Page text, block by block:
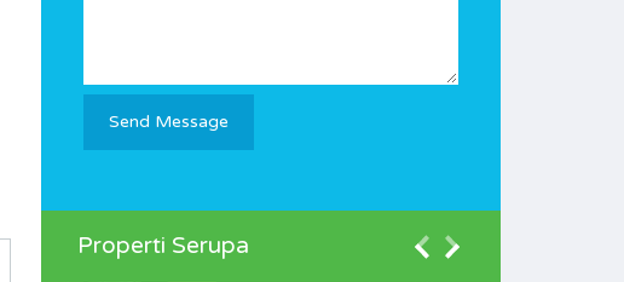
Properti Serupa